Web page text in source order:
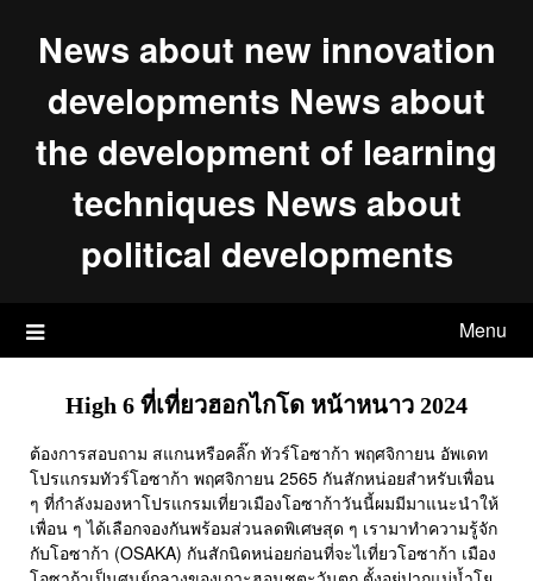
News about new innovation
developments News about
the development of learning
techniques News about
political developments
Menu
High 6 ที่เที่ยวฮอกไกโด หน้าหนาว 2024
ต้องการสอบถาม สแกนหรือคลิ๊ก ทัวร์โอซาก้า พฤศจิกายน อัพเดท
โปรแกรมทัวร์โอซาก้า พฤศจิกายน 2565 กันสักหน่อยสำหรับเพื่อน
ๆ ที่กำลังมองหาโปรแกรมเที่ยวเมืองโอซาก้าวันนี้ผมมีมาแนะนำให้
เพื่อน ๆ ได้เลือกจองกันพร้อมส่วนลดพิเศษสุด ๆ เรามาทำความรู้จัก
กับโอซาก้า (OSAKA) กันสักนิดหน่อยก่อนที่จะไเที่ยวโอซาก้า เมือง